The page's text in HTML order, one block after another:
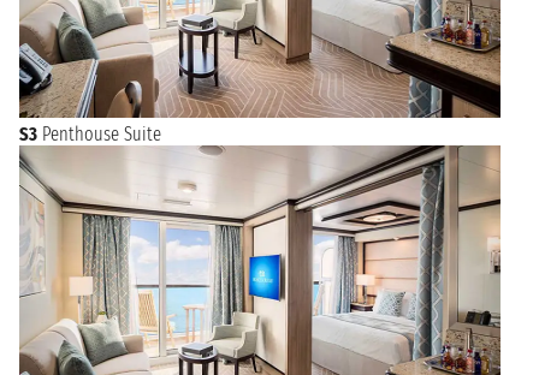
S3 Penthouse Suite